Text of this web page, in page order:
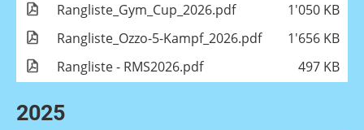
Rangliste_Gym_Cup_2026.pdf
1'050 KB
Rangliste_Ozzo-5-Kampf_2026.pdf
1'656 KB
Rangliste - RMS2026.pdf
497 KB
2025